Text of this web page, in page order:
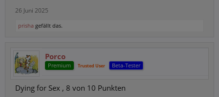
26 Juni 2025
prisha gefällt das.
Porco
Premium Trusted User Beta-Tester
Dying for Sex , 8 von 10 Punkten